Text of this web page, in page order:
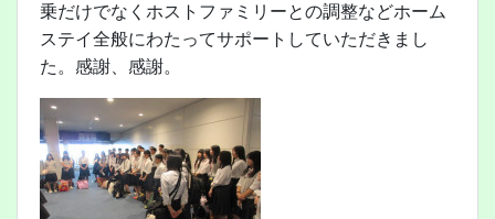
乗だけでなくホストファミリーとの調整などホーム
ステイ全般にわたってサポートしていただきまし
た。感謝、感謝。